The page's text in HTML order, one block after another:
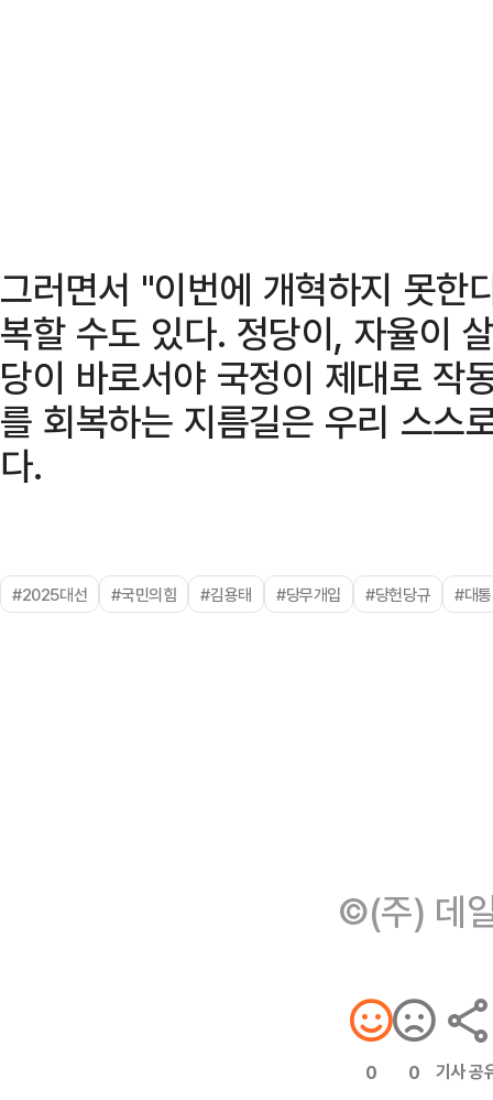
그러면서 "이번에 개혁하지 못한
복할 수도 있다. 정당이, 자율이
당이 바로서야 국정이 제대로 작
를 회복하는 지름길은 우리 스스
다.
#2025대선 #국민의힘 #김용태 #당무개입 #당헌당규 #대
©(주) 데
0 0 기사 공